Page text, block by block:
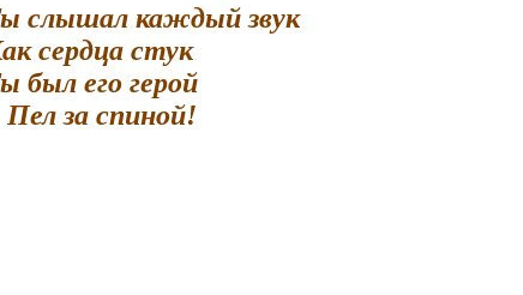
слышал каждый звук
сердца стук
был его герой
за спиной!